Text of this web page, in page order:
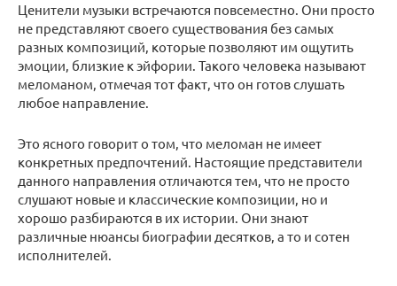
Ценители музыки встречаются повсеместно. Они просто
не представляют своего существования без самых
разных композиций, которые позволяют им ощутить
эмоции, близкие к эйфории. Такого человека называют
меломаном, отмечая тот факт, что он готов слушать
любое направление.
Это ясного говорит о том, что меломан не имеет
конкретных предпочтений. Настоящие представители
данного направления отличаются тем, что не просто
слушают новые и классические композиции, но и
хорошо разбираются в их истории. Они знают
различные нюансы биографии десятков, а то и сотен
исполнителей.